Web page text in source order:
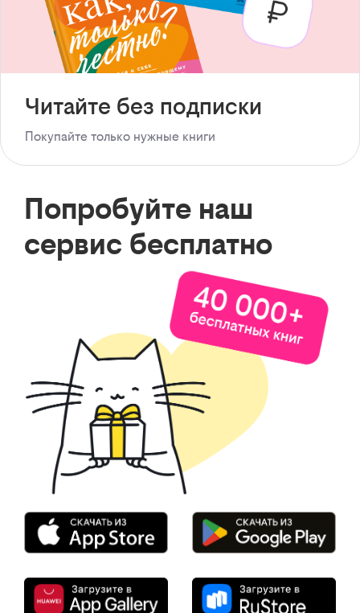
Читайте без подписки
Покупайте только нужные книги
Попробуйте наш
сервис бесплатно